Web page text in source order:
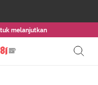
melanjutkan